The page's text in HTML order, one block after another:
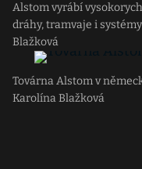
Alstom vyrábí
dráhy, tramvaje i
Blažková
Továrna Alstom v
Karolína Blažková